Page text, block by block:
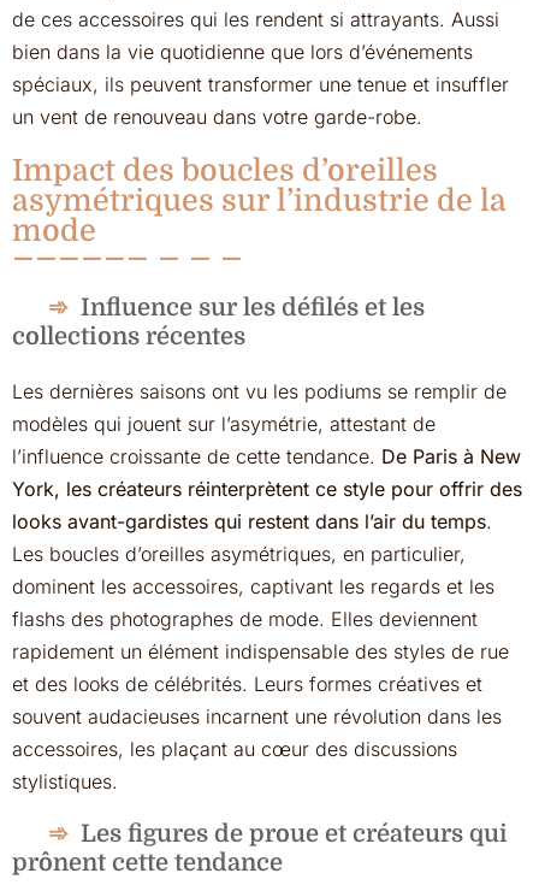
de ces accessoires qui les rendent si attrayants. Aussi
bien dans la vie quotidienne que lors d’événements
spéciaux, ils peuvent transformer une tenue et insuffler
un vent de renouveau dans votre garde-robe.
Impact des boucles d’oreilles
asymétriques sur l’industrie de la
mode
Influence sur les défilés et les
collections récentes
Les dernières saisons ont vu les podiums se remplir de
modèles qui jouent sur l’asymétrie, attestant de
l’influence croissante de cette tendance. De Paris à New
York, les créateurs réinterprètent ce style pour offrir des
looks avant-gardistes qui restent dans l’air du temps.
Les boucles d’oreilles asymétriques, en particulier,
dominent les accessoires, captivant les regards et les
flashs des photographes de mode. Elles deviennent
rapidement un élément indispensable des styles de rue
et des looks de célébrités. Leurs formes créatives et
souvent audacieuses incarnent une révolution dans les
accessoires, les plaçant au cœur des discussions
stylistiques.
Les figures de proue et créateurs qui
prônent cette tendance